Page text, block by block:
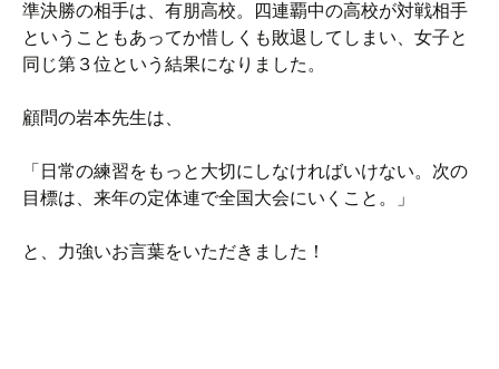
準決勝の相手は、有朋高校。四連覇中の高校が対戦相手
ということもあってか惜しくも敗退してしまい、女子と
同じ第３位という結果になりました。
顧問の岩本先生は、
「日常の練習をもっと大切にしなければいけない。次の
目標は、来年の定体連で全国大会にいくこと。」
と、力強いお言葉をいただきました！